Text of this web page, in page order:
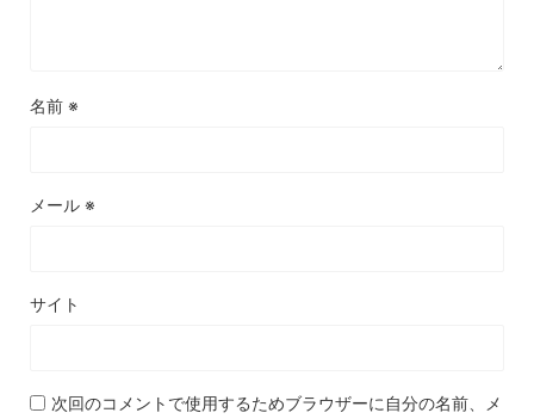
名前 ※
メール ※
サイト
次回のコメントで使用するためブラウザーに自分の名前、メ